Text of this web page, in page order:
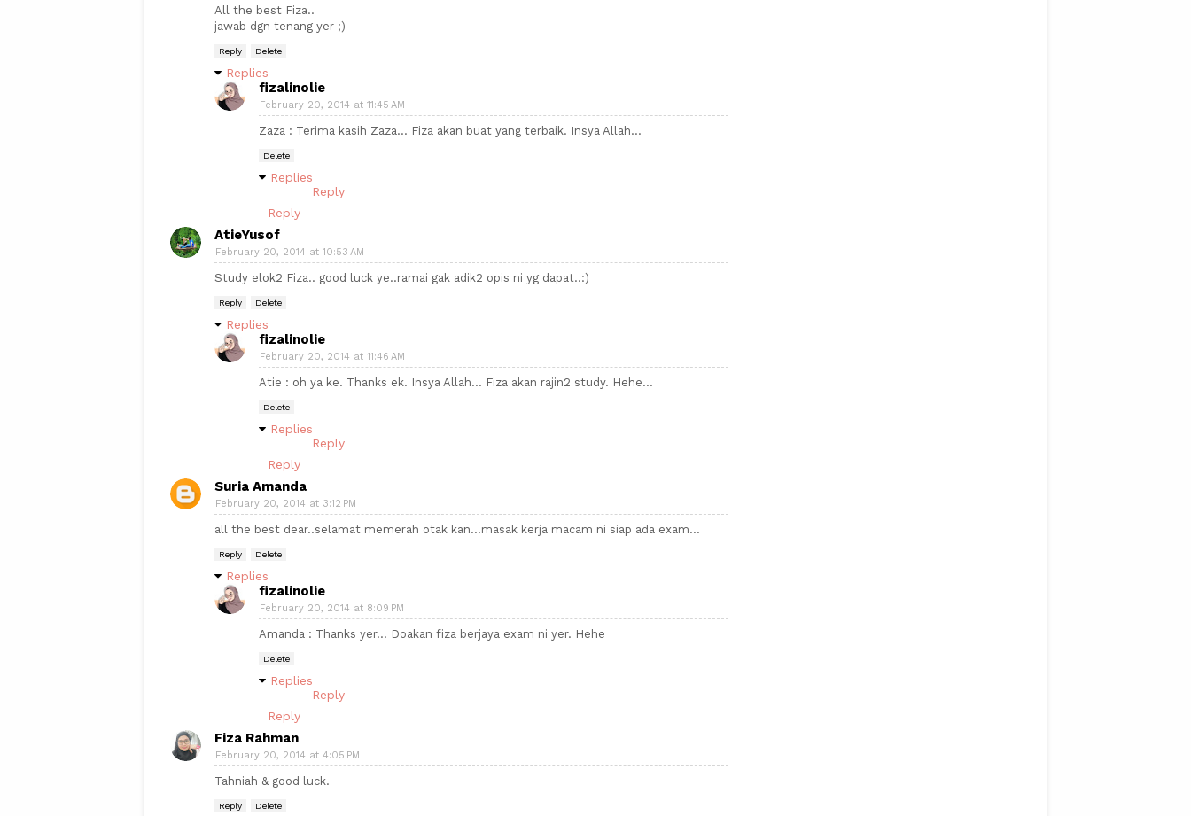
All the best Fiza..
jawab dgn tenang yer ;)
Reply Delete
Replies
fizalinolie
February 20, 2014 at 11:45 AM
Zaza : Terima kasih Zaza... Fiza akan buat yang terbaik. Insya Allah...
Delete
Replies
Reply
Reply
AtieYusof
February 20, 2014 at 10:53 AM
Study elok2 Fiza.. good luck ye..ramai gak adik2 opis ni yg dapat..:)
Reply Delete
Replies
fizalinolie
February 20, 2014 at 11:46 AM
Atie : oh ya ke. Thanks ek. Insya Allah... Fiza akan rajin2 study. Hehe...
Delete
Replies
Reply
Reply
Suria Amanda
February 20, 2014 at 3:12 PM
all the best dear..selamat memerah otak kan...masak kerja macam ni siap ada exam...
Reply Delete
Replies
fizalinolie
February 20, 2014 at 8:09 PM
Amanda : Thanks yer... Doakan fiza berjaya exam ni yer. Hehe
Delete
Replies
Reply
Reply
Fiza Rahman
February 20, 2014 at 4:05 PM
Tahniah & good luck.
Reply Delete